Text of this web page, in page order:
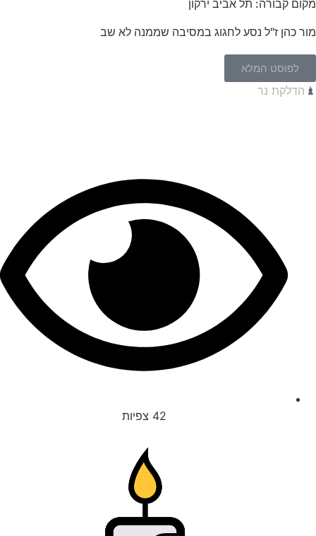
מקום קבורה: תל אביב ירקון
מור כהן ז"ל נסע לחגוג במסיבה שממנה לא שב
לפוסט המלא
הדלקת נר
42 צפיות